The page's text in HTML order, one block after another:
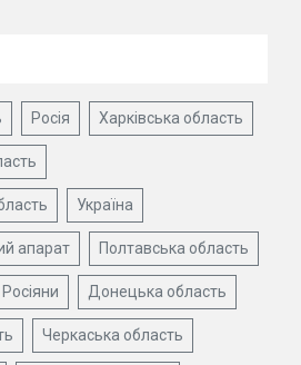
Росія Харківська область
Україна
апарат Полтавська область
Росіяни Донецька область
Черкаська область